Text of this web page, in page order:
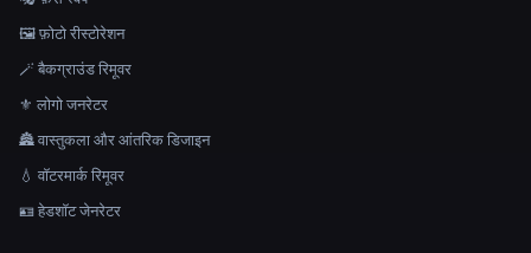
🖼️ फ़ोटो रीस्टोरेशन
🪄 बैकग्राउंड रिमूवर
⚜️ लोगो जनरेटर
🏯 वास्तुकला और आंतरिक डिजाइन
💧 वॉटरमार्क रिमूवर
🪪 हेडशॉट जेनरेटर